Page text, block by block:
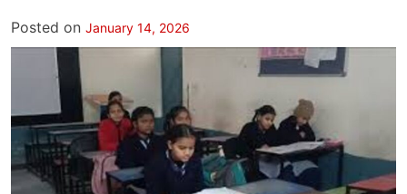
Posted on January 14, 2026